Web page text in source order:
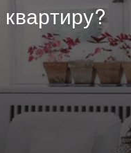
квартиру?